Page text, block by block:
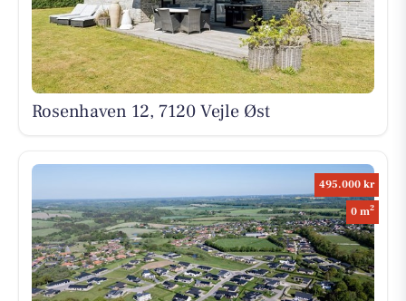
Rosenhaven 12, 7120 Vejle Øst
495.000 kr
0 m2